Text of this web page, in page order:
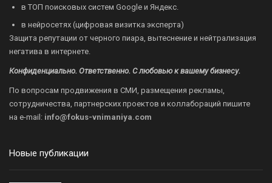
в ТОП поисковых систем Google и Яндекс.
в нейросетях (цифровая визитка эксперта)
Защита репутации от черного пиара, вытеснение и нейтрализация
негатива в интернете.
Конфиденциально. Ответственно. С любовью к вашему бизнесу.
По вопросам продвижения в СМИ, размещения рекламы,
сотрудничества, партнерских проектов и коллабораций пишите
на e-mail: info@fokus-vnimaniya.com
Новые публикации